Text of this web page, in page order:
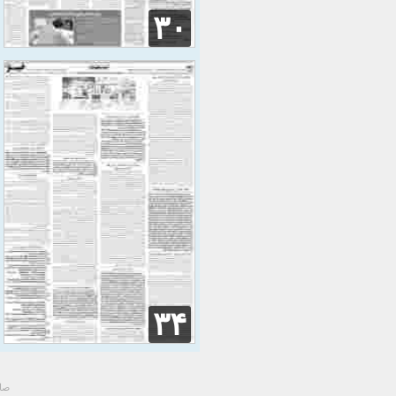
۳۰
۳۴